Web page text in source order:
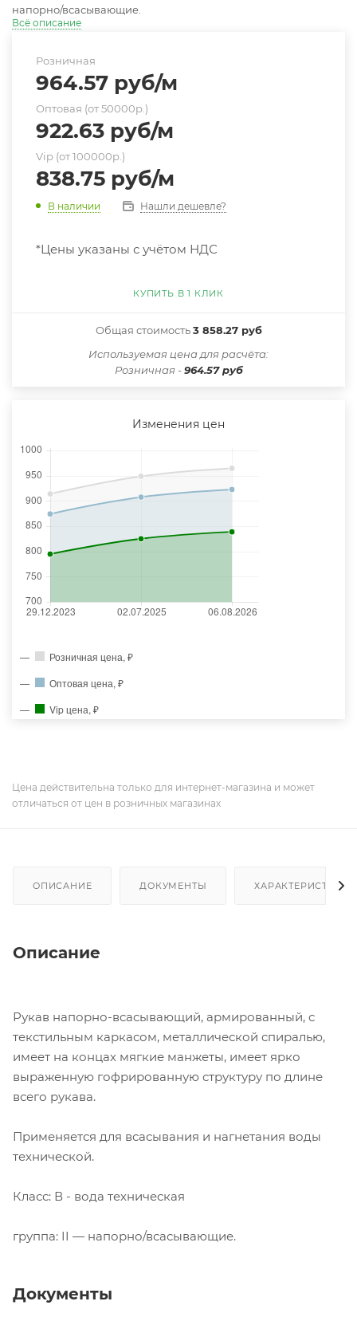
напорно/всасывающие.
Всё описание
Розничная
964.57 руб/м
Оптовая (от 50000р.)
922.63 руб/м
Vip (от 100000р.)
838.75 руб/м
В наличии Нашли дешевле?
*Цены указаны с учётом НДС
КУПИТЬ В 1 КЛИК
Общая стоимость3 858.27 руб
Иcпользуемая цена для расчёта:
Розничная -964.57 руб
Изменения цен
Розничная цена, ₽
Оптовая цена, ₽
Vip цена, ₽
Цена действительна только для интернет-магазина и может
отличаться от цен в розничных магазинах
ОПИСАНИЕ ДОКУМЕНТЫ ХАРАКТЕРИСТИКИ
Описание
Рукав напорно-всасывающий, армированный, с
текстильным каркасом, металлической спиралью,
имеет на концах мягкие манжеты, имеет ярко
выраженную гофрированную структуру по длине
всего рукава.
Применяется для всасывания и нагнетания воды
технической.
Класс: В - вода техническая
группа: II — напорно/всасывающие.
Документы